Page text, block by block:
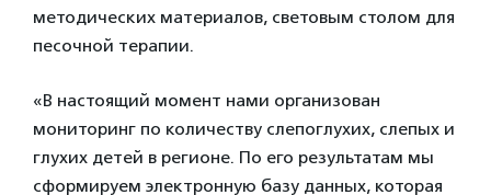
методических материалов, световым столом для
песочной терапии.
«В настоящий момент нами организован
мониторинг по количеству слепоглухих, слепых и
глухих детей в регионе. По его результатам мы
сформируем электронную базу данных, которая